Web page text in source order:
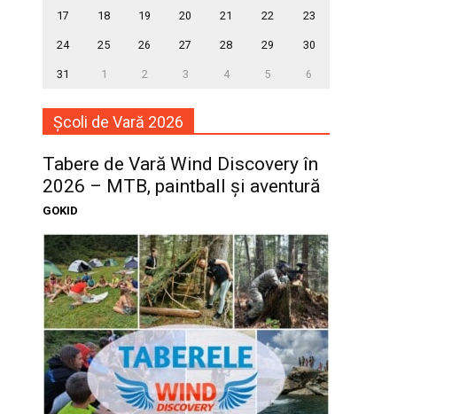
17 18 19 20 21 22 23
24 25 26 27 28 29 30
31 1 2 3 4 5 6
Școli de Vară 2026
Tabere de Vară Wind Discovery în
2026 – MTB, paintball și aventură
GOKID